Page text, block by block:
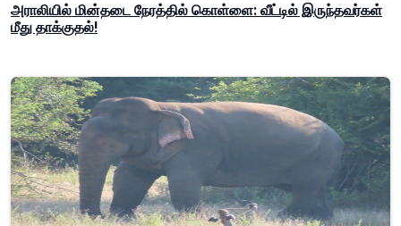
அராலியில் மின்தடை நேரத்தில் கொள்ளை: வீட்டில் இருந்தவர்கள்
மீது தாக்குதல்!